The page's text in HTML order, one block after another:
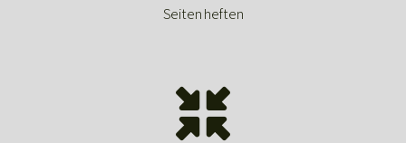
Seiten heften
